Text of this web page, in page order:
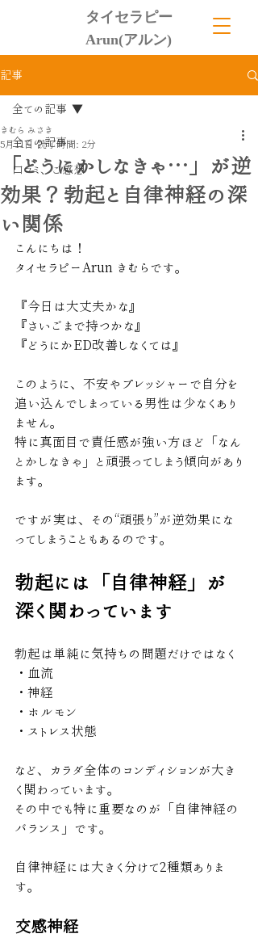
タイセラピー
Arun(アルン)
記事
全ての記事
口コミ、ご感想
全ての記事
「どうにかしなきゃ…」が逆
効果？勃起と自律神経の深
い関係
きむら みさき
5月11日 読了時間: 2分
こんにちは！
タイセラピーArun きむらです。
『今日は大丈夫かな』
『さいごまで持つかな』
『どうにかED改善しなくては』
このように、不安やプレッシャーで自分を
追い込んでしまっている男性は少なくあり
ません。
特に真面目で責任感が強い方ほど「なん
とかしなきゃ」と頑張ってしまう傾向があり
ます。
ですが実は、その“頑張り”が逆効果にな
ってしまうこともあるのです。
勃起には「自律神経」が
深く関わっています
勃起は単純に気持ちの問題だけではなく
・血流
・神経
・ホルモン
・ストレス状態
など、カラダ全体のコンディションが大き
く関わっています。
その中でも特に重要なのが「自律神経の
バランス」です。
自律神経には大きく分けて2種類ありま
す。
交感神経